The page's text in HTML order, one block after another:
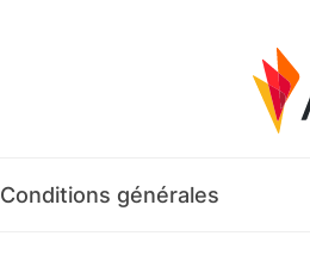
Conditions générales